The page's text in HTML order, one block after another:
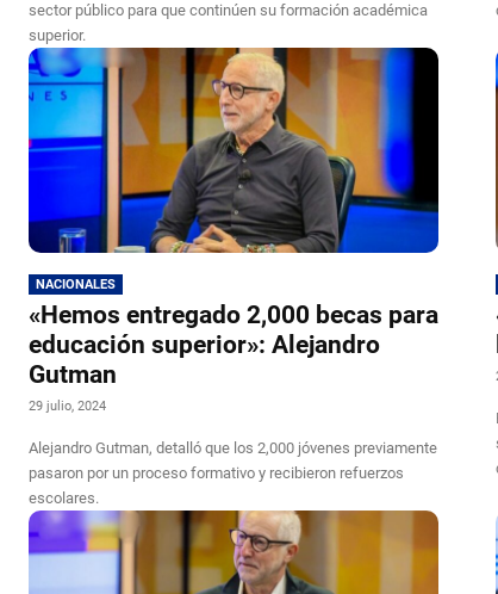
sector público para que continúen su formación académica
superior.
NACIONALES
«Hemos entregado 2,000 becas para
educación superior»: Alejandro
Gutman
29 julio, 2024
Alejandro Gutman, detalló que los 2,000 jóvenes previamente
pasaron por un proceso formativo y recibieron refuerzos
escolares.